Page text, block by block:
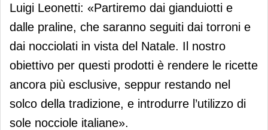
Luigi Leonetti: «Partiremo dai gianduiotti e
dalle praline, che saranno seguiti dai torroni e
dai nocciolati in vista del Natale. Il nostro
obiettivo per questi prodotti è rendere le ricette
ancora più esclusive, seppur restando nel
solco della tradizione, e introdurre l’utilizzo di
sole nocciole italiane».